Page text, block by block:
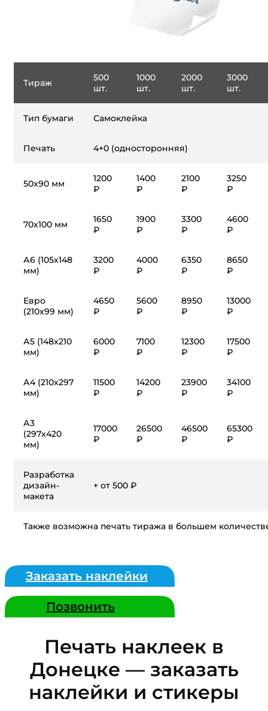
Тираж
500
шт.
1000
шт.
2000
шт.
3000
шт.
Тип бумаги Самоклейка
Печать 4+0 (односторонняя)
50x90 мм
1200
₽
1400
₽
2100
₽
3250
₽
70x100 мм
1650
₽
1900
₽
3300
₽
4600
₽
А6 (105x148
мм)
3200
₽
4000
₽
6350
₽
8650
₽
Евро
(210x99 мм)
4650
₽
5600
₽
8950
₽
13000
₽
А5 (148x210
мм)
6000
₽
7100
₽
12300
₽
17500
₽
А4 (210x297
мм)
11500
₽
14200
₽
23900
₽
34100
₽
А3
(297x420
мм)
17000
₽
26500
₽
46500
₽
65300
₽
Разработка
дизайн-
макета
+ от 500 ₽
Также возможна печать тиража в большем
Заказать наклейки
Позвонить
Печать наклеек в
Донецке — заказать
наклейки и стикеры